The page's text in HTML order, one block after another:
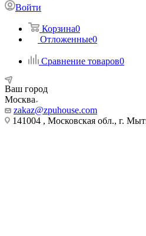
Войти
Корзина0
Отложенные0
Сравнение товаров0
Ваш город
Москва
zakaz@zpuhouse.com
141004 , Московская обл., г.